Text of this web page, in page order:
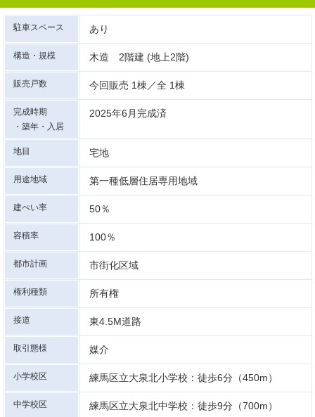
駐車スペース あり
構造・規模 木造 2階建 (地上2階)
販売戸数 今回販売 1棟／全 1棟
完成時期
・築年・入居
2025年6月完成済
地目 宅地
用途地域 第一種低層住居専用地域
建ぺい率 50％
容積率 100％
都市計画 市街化区域
権利種類 所有権
接道 東4.5M道路
取引態様 媒介
小学校区 練馬区立大泉北小学校：徒歩6分（450m）
中学校区 練馬区立大泉北中学校：徒歩9分（700m）